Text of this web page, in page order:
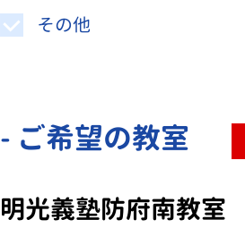
その他
- ご希望の教室
明光義塾防府南教室